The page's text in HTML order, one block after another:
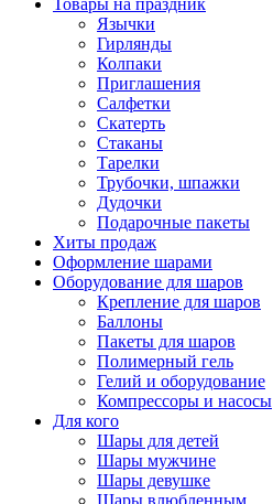
Товары на праздник
Язычки
Гирлянды
Колпаки
Приглашения
Салфетки
Скатерть
Стаканы
Тарелки
Трубочки, шпажки
Дудочки
Подарочные пакеты
Хиты продаж
Оформление шарами
Оборудование для шаров
Крепление для шаров
Баллоны
Пакеты для шаров
Полимерный гель
Гелий и оборудование
Компрессоры и насосы
Для кого
Шары для детей
Шары мужчине
Шары девушке
Шары влюбленным